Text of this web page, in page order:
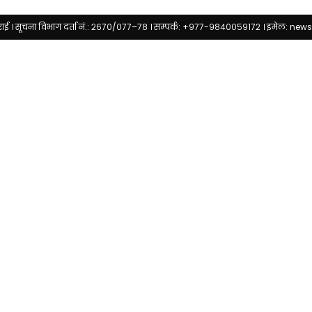
। सूचना विभाग दर्ता नं.: २६७०/०७७–७८ । सम्पर्क: +९७७-९८४००५९१७२ । इमेल: